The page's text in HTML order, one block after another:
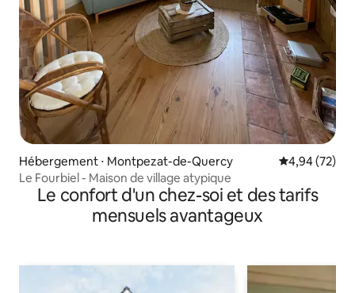
Hébergement ⋅ Montpezat-de-Quercy Évaluation
4,94 (72)
Le Fourbiel - Maison de village atypique
Le confort d'un chez-soi et des tarifs
mensuels avantageux